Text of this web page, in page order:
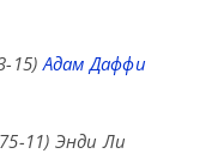
15)Адам Даффи
11) Энди Ли